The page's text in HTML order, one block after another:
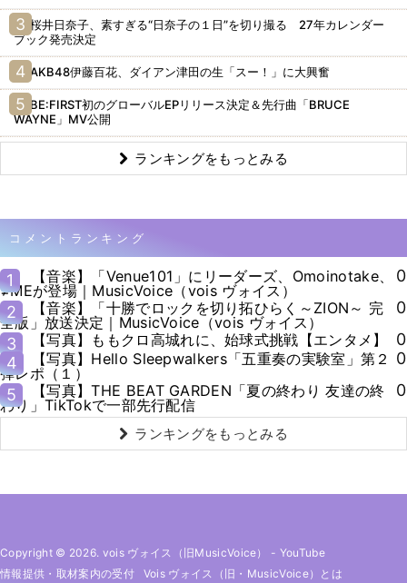
桜井日奈子、素すぎる“日奈子の１日”を切り撮る 27年カレンダー
ブック発売決定
AKB48伊藤百花、ダイアン津田の生「スー！」に大興奮
BE:FIRST初のグローバルEPリリース決定＆先行曲「BRUCE
WAYNE」MV公開
ランキングをもっとみる
コメントランキング
1
【音楽】「Venue101」にリーダーズ、Omoinotake、
≠MEが登場｜MusicVoice（vois ヴォイス）
0
2
【音楽】「十勝でロックを切り拓ひらく～ZION～ 完
全版」放送決定｜MusicVoice（vois ヴォイス）
0
3
【写真】ももクロ高城れに、始球式挑戦【エンタメ】
0
4
【写真】Hello Sleepwalkers「五重奏の実験室」第２
弾レポ（１）
0
5
【写真】THE BEAT GARDEN「夏の終わり 友達の終
わり」TikTokで一部先行配信
0
ランキングをもっとみる
Copyright © 2026. vois ヴォイス（旧MusicVoice） - YouTube
情報提供・取材案内の受付
Vois ヴォイス（旧・MusicVoice）とは